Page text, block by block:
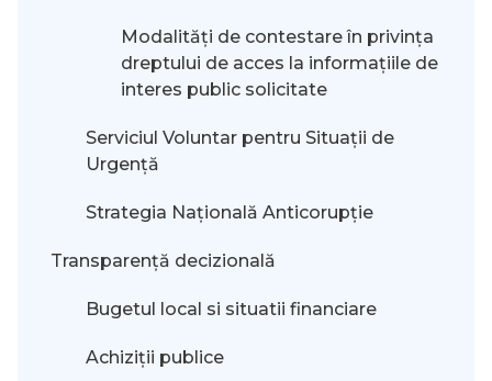
Modalităţi de contestare în privinţa
dreptului de acces la informaţiile de
interes public solicitate
Serviciul Voluntar pentru Situații de
Urgență
Strategia Națională Anticorupție
Transparență decizională
Bugetul local si situatii financiare
Achiziții publice